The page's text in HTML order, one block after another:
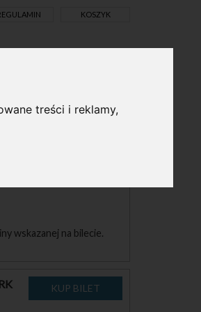
treści i reklamy,
KOSZYK
wskazanej na bilecie.